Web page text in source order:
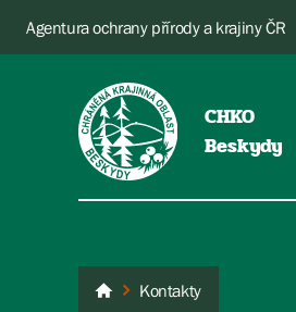
Agentura ochrany přírody a krajiny ČR
CHKO
Beskydy
BeskydyKontakty